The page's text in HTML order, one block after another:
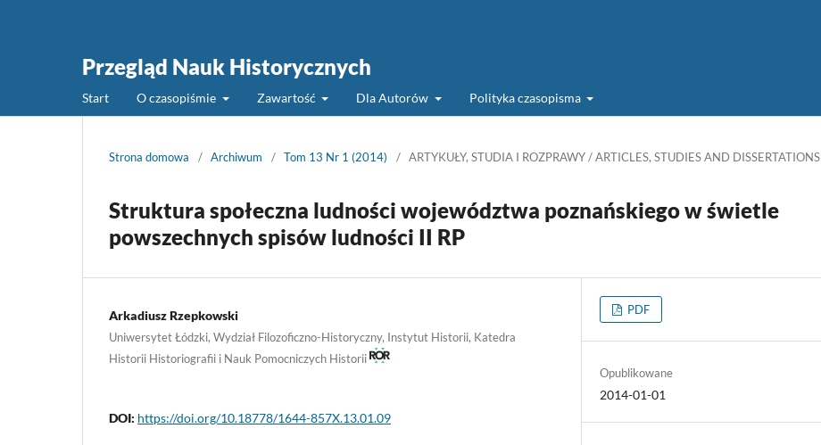
Przegląd Nauk Historycznych
Start O czasopiśmie Zawartość Dla Autorów Polityka czasopisma
Strona domowa / Archiwum / Tom 13 Nr 1 (2014) / ARTYKUŁY, STUDIA I ROZPRAWY / ARTICLES, STUDIES AND DISSERTATIONS
Struktura społeczna ludności województwa poznańskiego w świetle
powszechnych spisów ludności II RP
Arkadiusz Rzepkowski
Uniwersytet Łódzki, Wydział Filozoficzno-Historyczny, Instytut Historii, Katedra
Historii Historiografii i Nauk Pomocniczych Historii
DOI: https://doi.org/10.18778/1644-857X.13.01.09
PDF
Opublikowane
2014-01-01